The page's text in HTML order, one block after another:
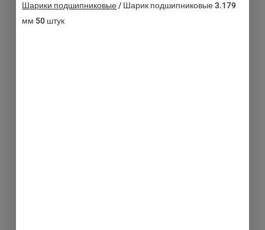
Шарики подшипниковые/ Шарик подшипниковые 3.179
мм 50 штук